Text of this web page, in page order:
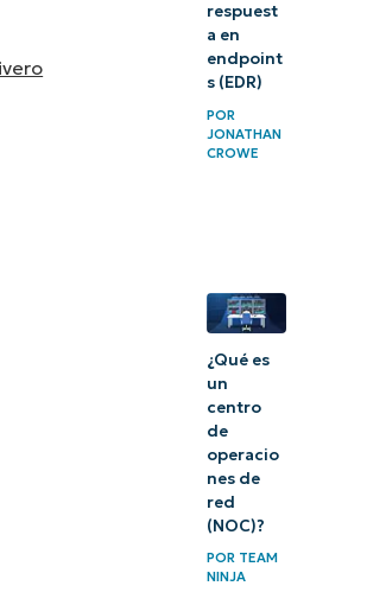
no
respuest
a en
endpoint
s (EDR)
POR
JONATHAN
CROWE
¿Qué es
un
centro
de
operacio
nes de
red
(NOC)?
POR TEAM
NINJA